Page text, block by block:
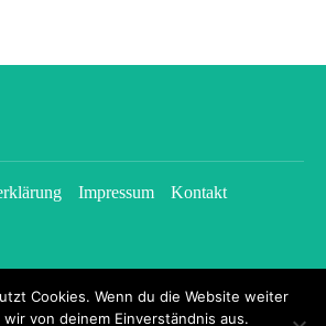
Impressum
Kontakt
Cookies. Wenn du die Website weiter
von deinem Einverständnis aus.